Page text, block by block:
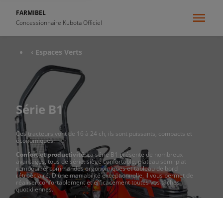
FARMIBEL
Concessionnaire Kubota Officiel
‹ Espaces Verts
Série B1
Ces tracteurs vont de 16 à 24 ch, ils sont puissants, compacts et
économiques.
Confort et productivité:La série B1 présente de nombreux
avantages, tous de série: siège confortable, plateau semi-plat
rembourré, commandes ergonomiques et tableau de bord
rétroéclairé. D'une maniabilité exceptionnelle, il vous permet de
réaliser confortablement et efficacement toutes vos tâches
quotidiennes.